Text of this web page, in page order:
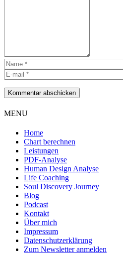
Kommentar abschicken
MENU
Home
Chart berechnen
Leistungen
PDF-Analyse
Human Design Analyse
Life Coaching
Soul Discovery Journey
Blog
Podcast
Kontakt
Über mich
Impressum
Datenschutzerklärung
Zum Newsletter anmelden